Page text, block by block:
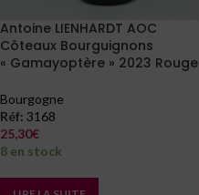
Antoine LIENHARDT AOC
Côteaux Bourguignons
« Gamayoptère » 2023 Rouge
Bourgogne
Réf: 3168
25,30€
8 en stock